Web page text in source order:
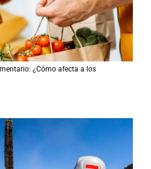
¿Cómo afecta a los